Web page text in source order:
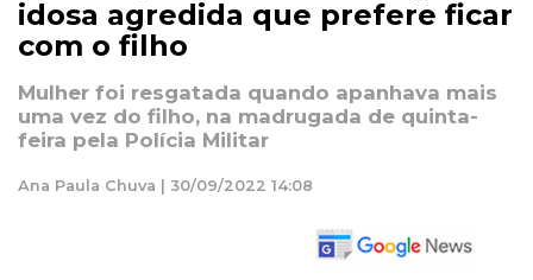
idosa agredida que prefere ficar
com o filho
Mulher foi resgatada quando apanhava mais
uma vez do filho, na madrugada de quinta-
feira pela Polícia Militar
Ana Paula Chuva | 30/09/2022 14:08